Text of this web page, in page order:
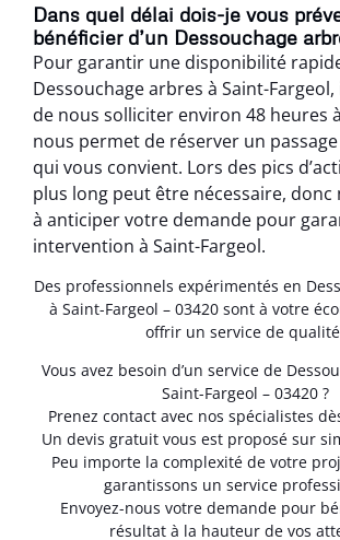
Dans quel délai dois-je vous
bénéficier d’un Dessouchage
Pour garantir une disponibilité
Dessouchage arbres à Saint-
de nous solliciter environ 48 heures à
nous permet de réserver un
qui vous convient. Lors des pics
plus long peut être nécessaire, donc
à anticiper votre demande pour
intervention à Saint-Fargeol.
Des professionnels expérimentés en
à Saint-Fargeol – 03420 sont à votre
offrir un service de
Vous avez besoin d’un service de
Saint-Fargeol – 03420 ?
Prenez contact avec nos spécialistes
Un devis gratuit vous est proposé sur
Peu importe la complexité de votre
garantissons un service
Envoyez-nous votre demande pour
résultat à la hauteur de vos